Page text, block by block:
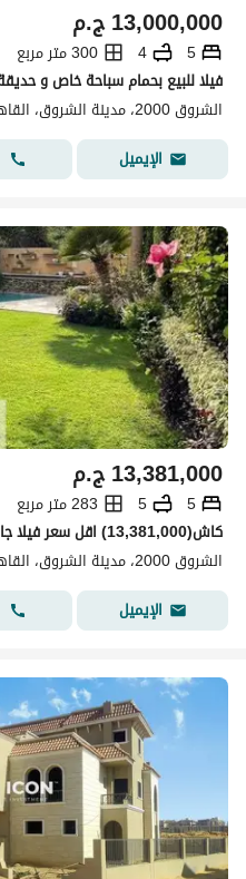
ج.م13,000,000
5
4
300 متر مربع
الشروق 2000، مدينة الشروق، القاهرة
الإيميل
ج.م13,381,000
5
5
283 متر مربع
الشروق 2000، مدينة الشروق، القاهرة
الإيميل